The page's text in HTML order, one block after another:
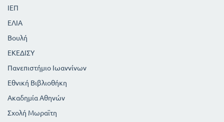
ΙΕΠ
ΕΛΙΑ
Βουλή
ΕΚΕΔΙΣΥ
Πανεπιστήμιο Ιωαννίνων
Εθνική Βιβλιοθήκη
Ακαδημία Αθηνών
Σχολή Μωραϊτη